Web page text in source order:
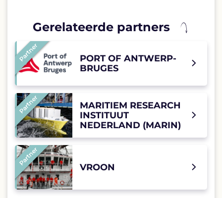
Gerelateerde partners
Partner
PORT OF ANTWERP-
BRUGES
Partner
MARITIEM RESEARCH
INSTITUUT
NEDERLAND (MARIN)
Partner
VROON